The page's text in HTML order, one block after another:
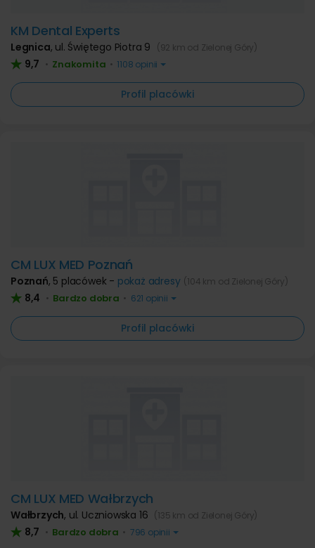
KM Dental Experts
Legnica, ul. Świętego Piotra 9 (92 km od Zielonej Góry)
9,7 • Znakomita • 1108 opinii
Profil placówki
CM LUX MED Poznań
Poznań, 5 placówek - pokaż adresy (104 km od Zielonej Góry)
8,4 • Bardzo dobra • 621 opinii
Profil placówki
CM LUX MED Wałbrzych
Wałbrzych, ul. Uczniowska 16 (135 km od Zielonej Góry)
8,7 • Bardzo dobra • 796 opinii